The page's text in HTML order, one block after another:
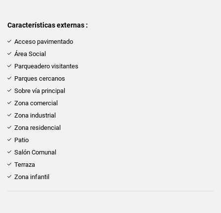
Características externas :
Acceso pavimentado
Área Social
Parqueadero visitantes
Parques cercanos
Sobre vía principal
Zona comercial
Zona industrial
Zona residencial
Patio
Salón Comunal
Terraza
Zona infantil